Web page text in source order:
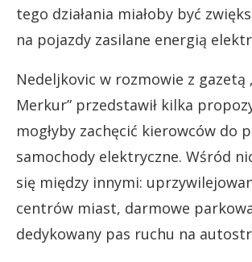
tego działania miałoby być
na pojazdy zasilane energią
Nedeljkovic w rozmowie z gazetą
Merkur” przedstawił kilka
mogłyby zachęcić kierowców do
samochody elektryczne. Wśród
się między innymi:
centrów miast, darmowe
dedykowany pas ruchu na